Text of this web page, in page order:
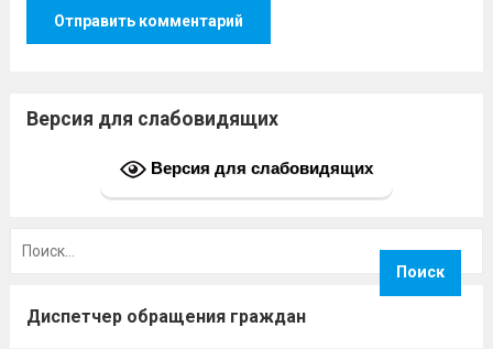
Версия для слабовидящих
Версия для слабовидящих
Диспетчер обращения граждан